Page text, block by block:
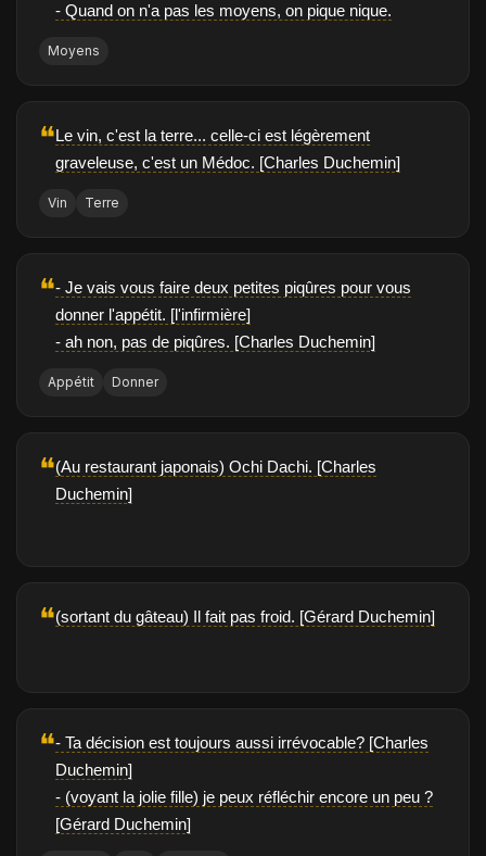
- Quand on n'a pas les moyens, on pique nique.
Moyens
❝Le vin, c'est la terre... celle-ci est légèrement
graveleuse, c'est un Médoc. [Charles Duchemin]
Vin Terre
❝- Je vais vous faire deux petites piqûres pour vous
donner l'appétit. [l'infirmière]
- ah non, pas de piqûres. [Charles Duchemin]
Appétit Donner
❝(Au restaurant japonais) Ochi Dachi. [Charles
Duchemin]
❝(sortant du gâteau) Il fait pas froid. [Gérard Duchemin]
❝- Ta décision est toujours aussi irrévocable? [Charles
Duchemin]
- (voyant la jolie fille) je peux réfléchir encore un peu ?
[Gérard Duchemin]